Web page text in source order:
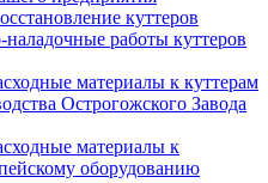
куттеров
работы куттеров
материалы к куттерам
Острогожского Завода
материалы к
оборудованию